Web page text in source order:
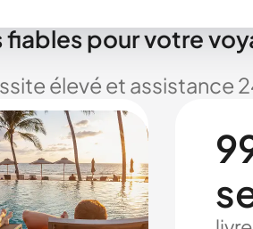
fiables pour votre
élevé et assistance